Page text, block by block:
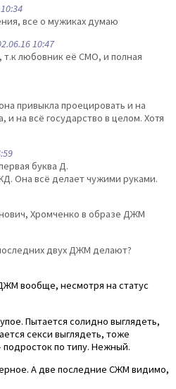
все о мужиках думаю
10:47
любовник её СМО, и полная
привыкла проецировать и на
и на всё государство в целом. Хотя
буква Д.
Она всё делает чужими руками.
Хромченко в образе ДЖМ
двух ДЖМ делают?
вообще, несмотря на статус
Пытается солидно выглядеть,
секси выглядеть, тоже
по типу. Нежный.
А две последние СЖМ видимо,